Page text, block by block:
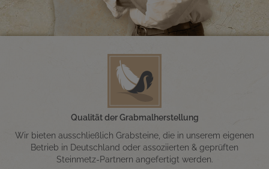
Qualität der Grabmalherstellung
Wir bieten ausschließlich Grabsteine, die in unserem eigenen
Betrieb in Deutschland oder assoziierten & geprüften
Steinmetz-Partnern angefertigt werden.